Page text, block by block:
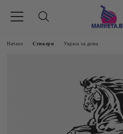
8 -17 ч/
Начало Стикери Украса за дома